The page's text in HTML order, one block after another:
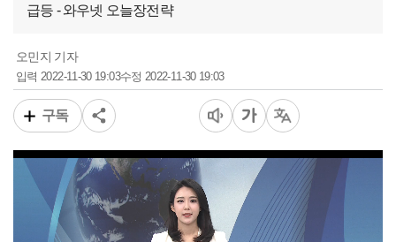
급등 - 와우넷 오늘장전략
오민지 기자
입력2022-11-30 19:03수정 2022-11-30 19:03
구독